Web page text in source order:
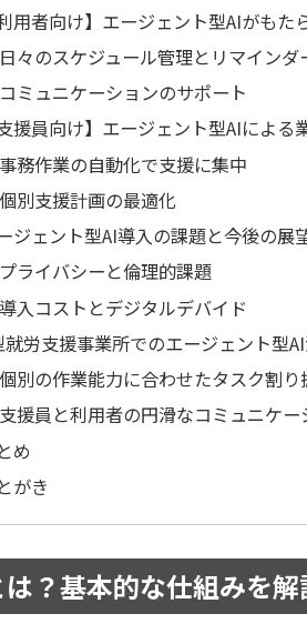
利用者向け】エージェント型AIがもた
日々のスケジュール管理とリマインダ
コミュニケーションのサポート
支援員向け】エージェント型AIによる
事務作業の自動化で支援に集中
個別支援計画の最適化
ジェント型AI導入の課題と今後の展
プライバシーと倫理的課題
導入コストとデジタルデバイド
就労支援事業所でのエージェント型
個別の作業能力に合わせたタスク割り
支援員と利用者の円滑なコミュニケー
め
がき
？基本的な仕組みを解